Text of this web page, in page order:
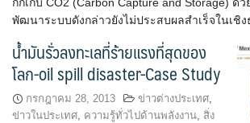
พัฒนาระบบดังกล่าวยังไม่ประสบผลสำเร็จในเชิง
น้ำมันรั่วลงทะเลที่ร้ายแรงที่สุดของ
โลก-oil spill disaster-Case Study
กรกฎาคม 28, 2013 ข่าวต่างประเทศ,
ข่าวในประเทศ, ความรู้ทั่วไปด้านพลังงาน, สิ่ง